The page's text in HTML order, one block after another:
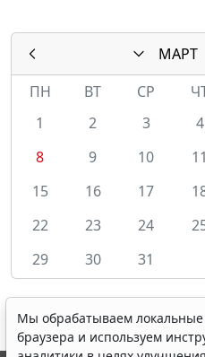
МАРТ
ПН
ВТ СР
1
2 3 4
8
9 10 11
15
16 17
22
23 24
29
30 31
Мы обрабатываем
браузера и используем